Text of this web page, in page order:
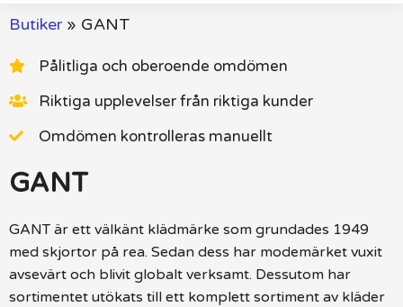
Butiker» GANT
Pålitliga och oberoende omdömen
Riktiga upplevelser från riktiga kunder
Omdömen kontrolleras manuellt
GANT
GANT är ett välkänt klädmärke som grundades 1949
med skjortor på rea. Sedan dess har modemärket vuxit
avsevärt och blivit globalt verksamt. Dessutom har
sortimentet utökats till ett komplett sortiment av kläder